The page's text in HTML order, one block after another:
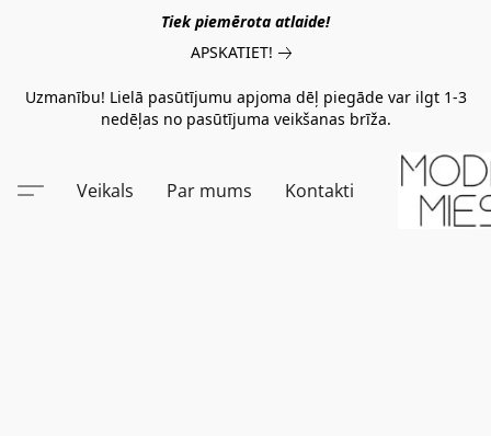
Tiek piemērota atlaide!
APSKATIET!
Uzmanību! Lielā pasūtījumu apjoma dēļ piegāde var ilgt 1-3
nedēļas no pasūtījuma veikšanas brīža.
Veikals Par mums Kontakti